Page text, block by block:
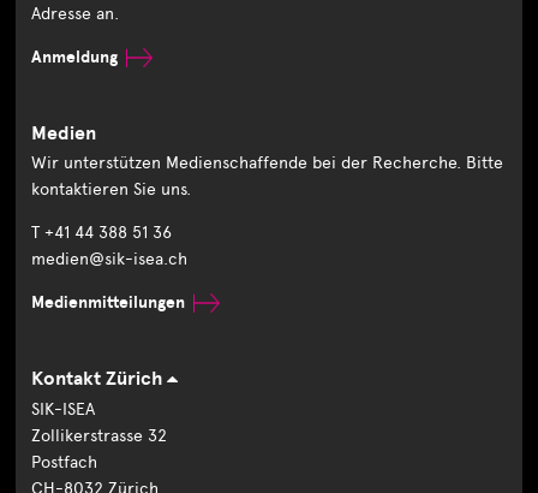
Adresse an.
Anmeldung
Medien
Wir unterstützen Medienschaffende bei der Recherche. Bitte
kontaktieren Sie uns.
T +41 44 388 51 36
medien@sik-isea.ch
Medienmitteilungen
Kontakt Zürich
SIK-ISEA
Zollikerstrasse 32
Postfach
CH-8032 Zürich